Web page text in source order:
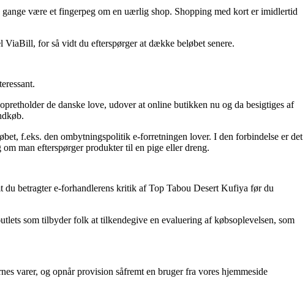
være et fingerpeg om en uærlig shop. Shopping med kort er imidlertid
for så vidt du efterspørger at dække beløbet senere.
de danske love, udover at online butikken nu og da besigtiges af
f.eks. den ombytningspolitik e-forretningen lover. I den forbindelse er det
man efterspørger produkter til en pige eller dreng.
betragter e-forhandlerens kritik af Top Tabou Desert Kufiya før du
som tilbyder folk at tilkendegive en evaluering af købsoplevelsen, som
varer, og opnår provision såfremt en bruger fra vores hjemmeside